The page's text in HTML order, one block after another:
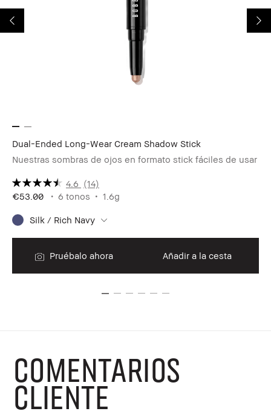
Dual-Ended Long-Wear Cream Shadow Stick
Nuestras sombras de ojos en formato stick fáciles de usar
4.6 (14)
€53.00
6 tonos 1.6g
Silk / Rich Navy
Pruébalo ahora Añadir a la cesta
COMENTARIOS
CLIENTE